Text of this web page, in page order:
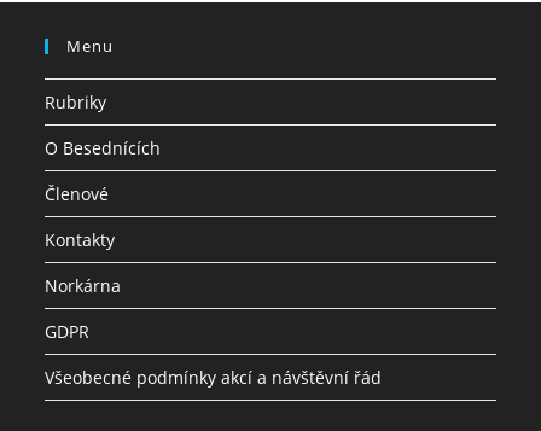
Menu
Rubriky
O Besednících
Členové
Kontakty
Norkárna
GDPR
Všeobecné podmínky akcí a návštěvní řád